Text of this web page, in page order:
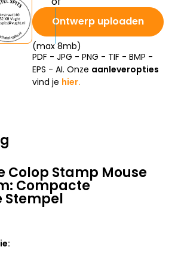
Colop Stamp Mouse
Compacte
Stempel
Ontwerp uploaden
(max 8mb)
PDF - JPG - PNG - TIF - BMP -
EPS - AI. Onze aanleveropties
vind je hier.